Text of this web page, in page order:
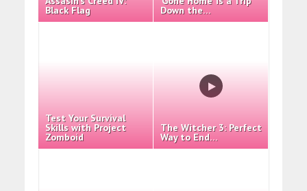
Black Flag Down the…
Test Your Survival
Skills with Project
Zomboid
The Witcher 3: Perfect
Way to End…